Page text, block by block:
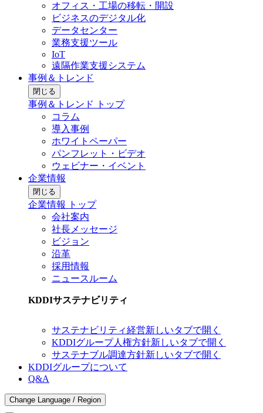
オフィス・工場の移転・開設
ビジネスのデジタル化
データセンター
業務支援ツール
IoT
遠隔作業支援システム
事例＆トレンド
閉じる
事例＆トレンド トップ
コラム
導入事例
ホワイトペーパー
パンフレット・ビデオ
ウェビナー・イベント
企業情報
閉じる
企業情報 トップ
会社案内
社長メッセージ
ビジョン
沿革
採用情報
ニュースルーム
KDDIサステナビリティ
サステナビリティ経営新しいタブで開く
KDDIグループ人権方針新しいタブで開く
サステナブル調達方針新しいタブで開く
KDDIグループについて
Q&A
Change Language / Region